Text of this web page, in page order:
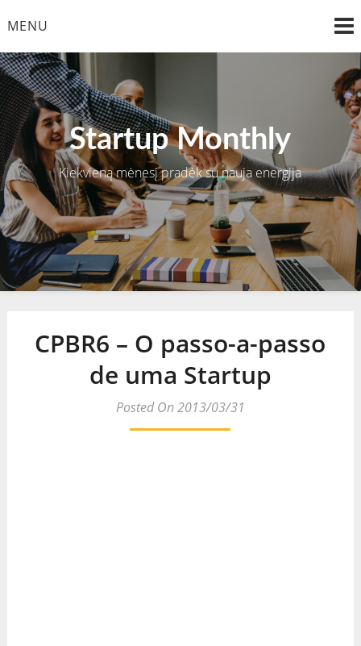
toMENU
Startup Monthly
Kiekvieną mėnesį pradėk su nauja energija
CPBR6 – O passo-a-passo
de uma Startup
Posted On 2013/03/31